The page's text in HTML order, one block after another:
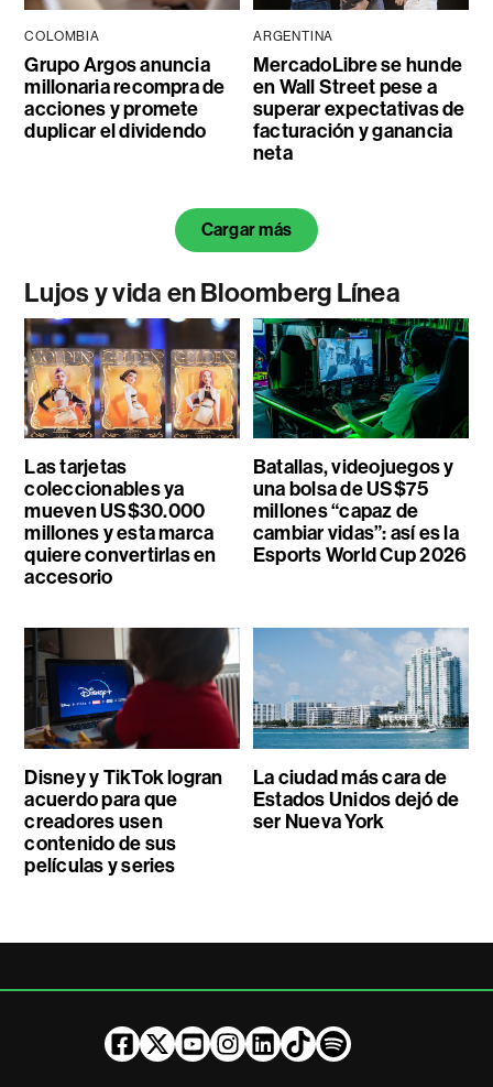
COLOMBIA
Grupo Argos anuncia
millonaria recompra de
acciones y promete
duplicar el dividendo
ARGENTINA
MercadoLibre se hunde
en Wall Street pese a
superar expectativas de
facturación y ganancia
neta
Cargar más
Lujos y vida en Bloomberg Línea
Las tarjetas
coleccionables ya
mueven US$30.000
millones y esta marca
quiere convertirlas en
accesorio
Batallas, videojuegos y
una bolsa de US$75
millones “capaz de
cambiar vidas”: así es la
Esports World Cup 2026
Disney y TikTok logran
acuerdo para que
creadores usen
contenido de sus
películas y series
La ciudad más cara de
Estados Unidos dejó de
ser Nueva York